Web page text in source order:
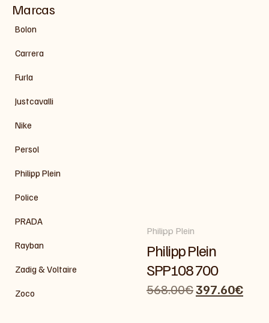
Marcas
Bolon
Carrera
Furla
Justcavalli
Nike
Persol
Philipp Plein
Police
PRADA
Rayban
Zadig & Voltaire
Zoco
Philipp Plein
Philipp Plein
SPP108 700
568.00€397.60€